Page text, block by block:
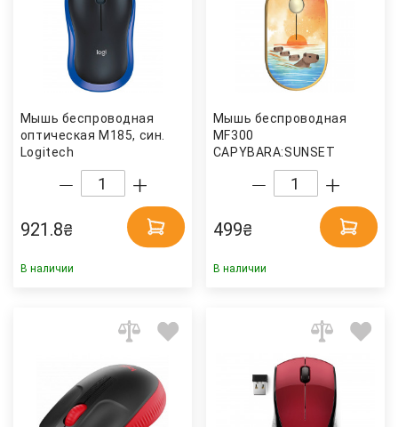
Мышь беcпроводная
оптическая M185, син.
Logitech
921.8₴
В наличии
Мышь беcпроводная
MF300
CAPYBARA:SUNSET
SILENT WL/BT (2E-
MF300WCAPIBARAYW),
499₴
В наличии